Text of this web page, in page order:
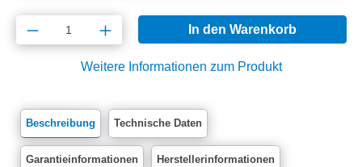
Produkt Anzahl: Gib den gewünschten
In den Warenkorb
Weitere Informationen zum Produkt
Beschreibung Technische Daten
Garantieinformationen Herstellerinformationen